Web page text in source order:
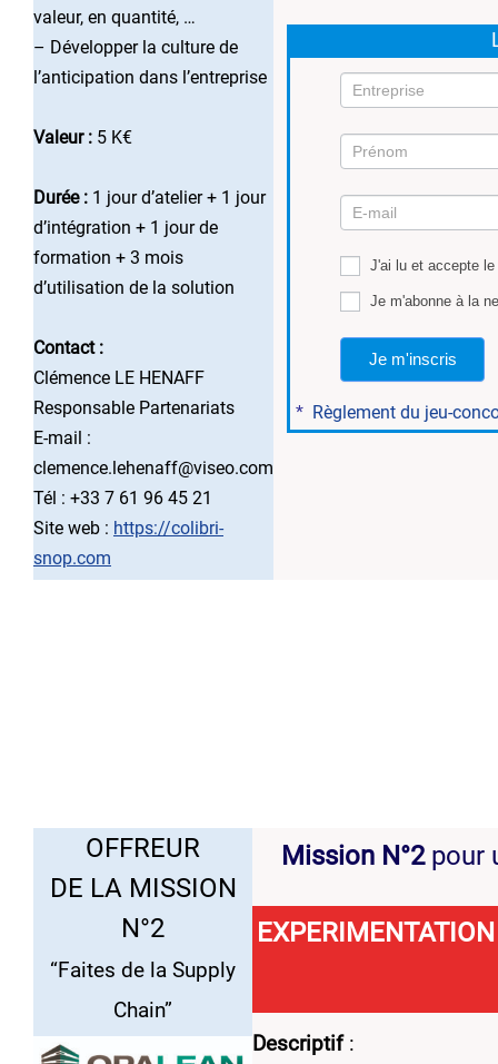
valeur, en quantité, …
– Développer la culture de
l’anticipation dans l’entreprise
Valeur : 5 K€
Durée : 1 jour d’atelier + 1 jour
d’intégration + 1 jour de
formation + 3 mois
d’utilisation de la solution
Contact :
Clémence LE HENAFF
Responsable Partenariats
E-mail :
clemence.lehenaff@viseo.com
Tél : +33 7 61 96 45 21
Site web : https://colibri-
snop.com
J'ai lu et accepte
Je m'abonne à la
Je m'inscris
* Règlement du jeu-
OFFREUR
DE LA MISSION
N°2
“Faites de la Supply
Chain”
Mission N°2pour
Descriptif :